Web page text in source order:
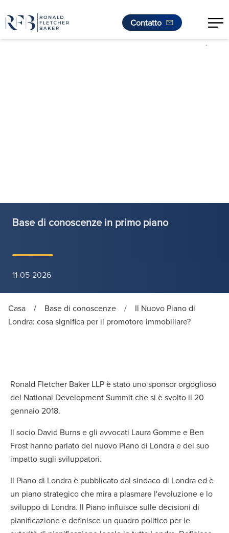
Contatto
.
Base di conoscenze in primo piano
11-05-2026
Casa / Base di conoscenze /
Il Nuovo Piano di
Londra: cosa significa per il promotore immobiliare?
Ronald Fletcher Baker LLP è stato uno sponsor orgoglioso
del National Development Summit che si è svolto il 20
gennaio 2018.
Il socio David Burns e gli avvocati Laura Gomme e Ben
Frost hanno parlato del nuovo Piano di Londra e del suo
impatto sugli sviluppatori.
Il Piano di Londra è pubblicato dal sindaco di Londra ed è
un piano strategico che mira a plasmare l'evoluzione e lo
sviluppo di Londra. Il Piano influisce sulle decisioni di
pianificazione e definisce un quadro politico per le